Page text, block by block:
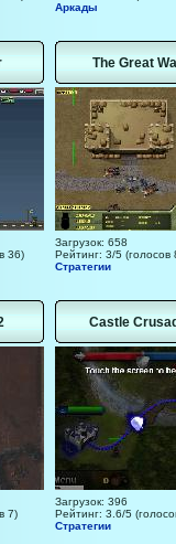
Аркады
36)
The Great
Загрузок: 658
Рейтинг: 3/5 (голосов
Стратегии
7)
Castle
Загрузок: 396
Рейтинг: 3.6/5
Стратегии